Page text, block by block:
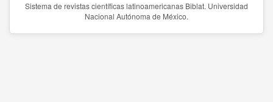
Sistema de revistas científicas latinoamericanas Biblat. Universidad
Nacional Autónoma de México.